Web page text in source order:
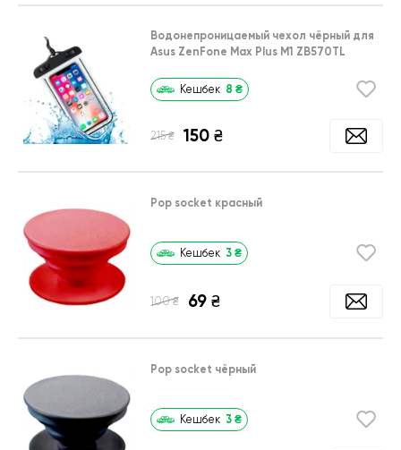
Водонепроницаемый чехол чёрный для
Asus ZenFone Max Plus M1 ZB570TL
Кешбек 8 ₴
215 ₴ 150 ₴
Pop socket красный
Кешбек 3 ₴
100 ₴ 69 ₴
Pop socket чёрный
Кешбек 3 ₴